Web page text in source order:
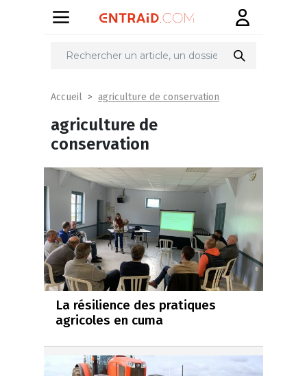
Accueil agriculture de conservation
agriculture de
conservation
La résilience des pratiques
agricoles en cuma